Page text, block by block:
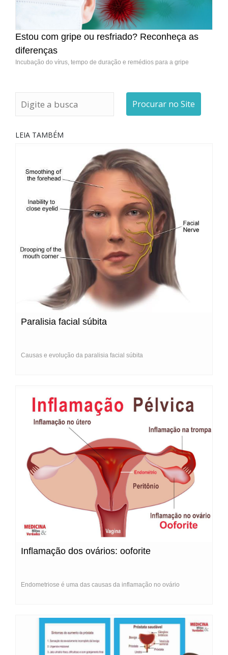
Estou com gripe ou resfriado? Reconheça as
diferenças
Incubação do vírus, tempo de duração e remédios para a gripe
Procurar no Site
LEIA TAMBÉM
Paralisia facial súbita
Causas e evolução da paralisia facial súbita
Inflamação dos ovários: ooforite
Endometriose é uma das causas da inflamação no ovário